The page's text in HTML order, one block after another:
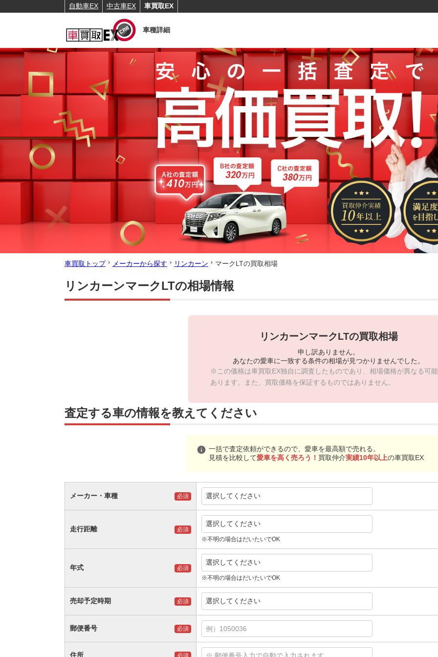
自動車EX 中古車EX 車買取EX
車種詳細
車買取トップ メーカーから探す リンカーン マークLTの買取相場
リンカーンマークLTの相場情報
リンカーンマークLTの買取相場
申し訳ありません。
あなたの愛車に一致する条件の相場が見つかりませんでした。
※この価格は車買取EX独自に調査したものであり、相場価格が異なる可
あります。また、買取価格を保証するものではありません。
査定する車の情報を教えてください
info 一括で査定依頼ができるので、愛車を最高額で売れる。
見積を比較して愛車を高く売ろう！ 買取仲介実績10年以上の車買取EX
メーカー・車種 必須 選択してください
走行距離 必須
選択してください
※不明の場合はだいたいでOK
年式 必須
選択してください
※不明の場合はだいたいでOK
売却予定時期 必須 選択してください
郵便番号 必須
住所 必須